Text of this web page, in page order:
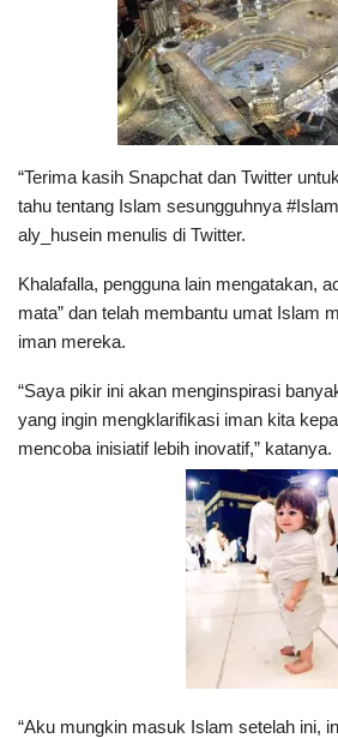
“Terima kasih Snapchat dan Twitter
tahu tentang Islam sesungguhnya
aly_husein menulis di Twitter.
Khalafalla, pengguna lain mengatakan,
mata” dan telah membantu umat Islam
iman mereka.
“Saya pikir ini akan menginspirasi
yang ingin mengklarifikasi iman kita
mencoba inisiatif lebih inovatif,” katanya.
“Aku mungkin masuk Islam setelah ini,